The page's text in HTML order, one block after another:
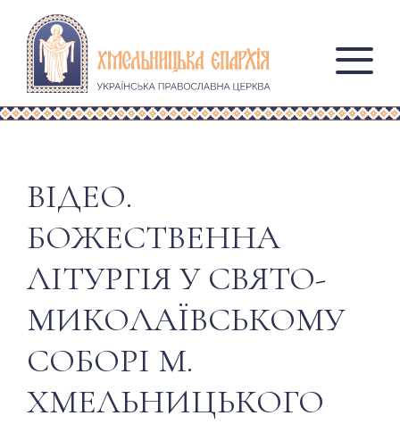
ВІДЕО.
БОЖЕСТВЕННА
ЛІТУРГІЯ У СВЯТО-
МИКОЛАЇВСЬКОМУ
СОБОРІ М.
ХМЕЛЬНИЦЬКОГО